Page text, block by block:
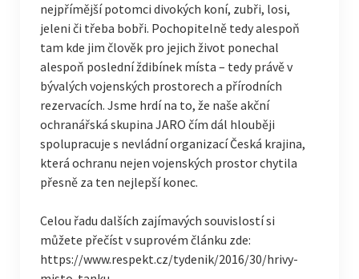
nejpřímější potomci divokých koní, zubři, losi,
jeleni či třeba bobři. Pochopitelně tedy alespoň
tam kde jim člověk pro jejich život ponechal
alespoň poslední ždibínek místa – tedy právě v
bývalých vojenských prostorech a přírodních
rezervacích. Jsme hrdí na to, že naše akční
ochranářská skupina JARO čím dál hlouběji
spolupracuje s nevládní organizací Česká krajina,
která ochranu nejen vojenských prostor chytila
přesně za ten nejlepší konec.
Celou řadu dalších zajímavých souvislostí si
můžete přečíst v suprovém článku zde:
https://www.respekt.cz/tydenik/2016/30/hrivy-